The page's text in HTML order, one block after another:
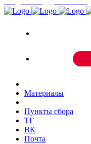
Материалы
Пункты сбора
ТГ
ВК
Почта